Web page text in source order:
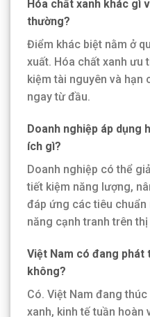
Hóa chất xanh khác gì
thường?
Điểm khác biệt nằm ở
xuất. Hóa chất xanh ưu
kiệm tài nguyên và hạn
ngay từ đầu.
Doanh nghiệp áp dụng
ích gì?
Doanh nghiệp có thể
tiết kiệm năng lượng,
đáp ứng các tiêu
năng cạnh tranh trên
Việt Nam có đang phát
không?
Có. Việt Nam đang
xanh, kinh tế tuần hoàn